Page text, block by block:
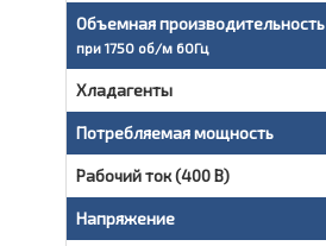
Объемная производительность
при 1750 об/м 60Гц
Хладагенты
Потребляемая мощность
Рабочий ток (400 В)
Напряжение